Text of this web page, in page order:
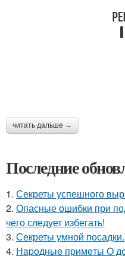
читать дальше →
Последние
1. Секреты успешного
2. Опасные ошибки при
чего следует избегать!
3. Секреты умной посадки.
4. Нapoдныe пpимeты O